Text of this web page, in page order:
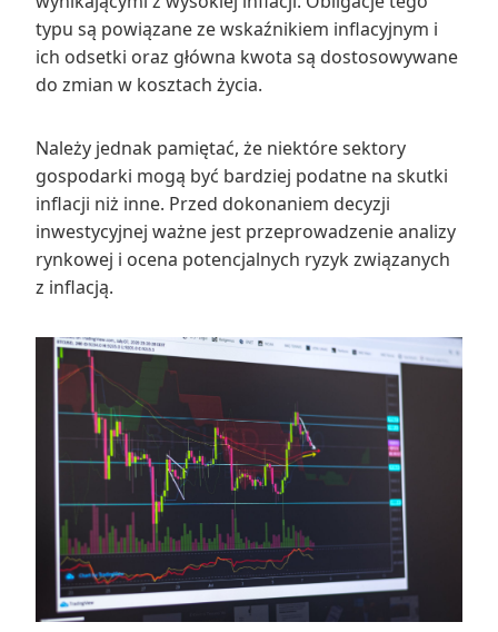
typu są powiązane ze wskaźnikiem inflacyjnym i
ich odsetki oraz główna kwota są dostosowywane
do zmian w kosztach życia.
Należy jednak pamiętać, że niektóre sektory
gospodarki mogą być bardziej podatne na skutki
inflacji niż inne. Przed dokonaniem decyzji
inwestycyjnej ważne jest przeprowadzenie analizy
rynkowej i ocena potencjalnych ryzyk związanych
z inflacją.